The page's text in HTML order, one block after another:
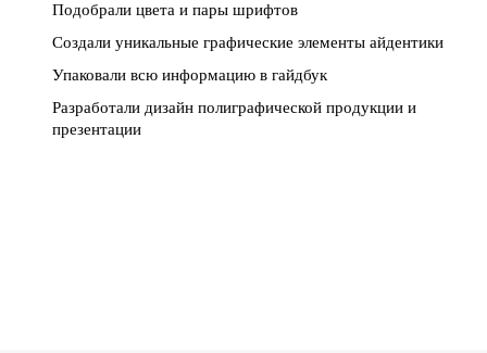
Подобрали цвета и пары шрифтов
Создали уникальные графические элементы айдентики
Упаковали всю информацию в гайдбук
Разработали дизайн полиграфической продукции и
презентации